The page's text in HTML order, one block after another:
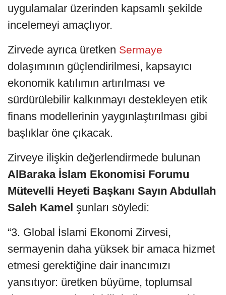
uygulamalar üzerinden kapsamlı şekilde
incelemeyi amaçlıyor.
Zirvede ayrıca üretken Sermaye
dolaşımının güçlendirilmesi, kapsayıcı
ekonomik katılımın artırılması ve
sürdürülebilir kalkınmayı destekleyen etik
finans modellerinin yaygınlaştırılması gibi
başlıklar öne çıkacak.
Zirveye ilişkin değerlendirmede bulunan
AlBaraka İslam Ekonomisi Forumu
Mütevelli Heyeti Başkanı Sayın Abdullah
Saleh Kamel şunları söyledi:
“3. Global İslami Ekonomi Zirvesi,
sermayenin daha yüksek bir amaca hizmet
etmesi gerektiğine dair inancımızı
yansıtıyor: üretken büyüme, toplumsal